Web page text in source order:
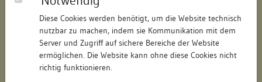
Diese Cookies werden benötigt, um die Website technisch
nutzbar zu machen, indem sie Kommunikation mit dem
Server und Zugriff auf sichere Bereiche der Website
ermöglichen. Die Website kann ohne diese Cookies nicht
richtig funktionieren.
160999030214/Datum:16.09.2020
Datenbestand:
Bauforschung und Restaurierung
Als PDF herunterladen: